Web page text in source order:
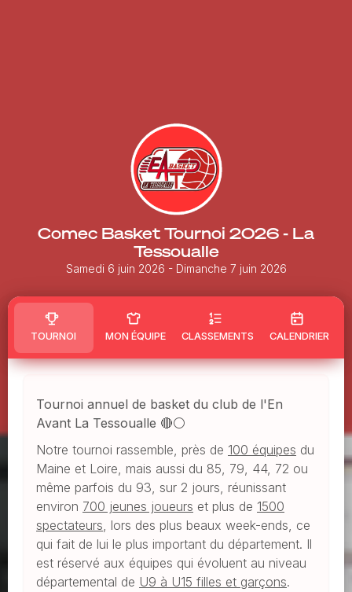
Comec Basket Tournoi 2026 - La
Tessoualle
Samedi 6 juin 2026 - Dimanche 7 juin 2026
TOURNOI MON ÉQUIPE CLASSEMENTS CALENDRIER
Tournoi annuel de basket du club de l'En
Avant La Tessoualle 🔴⚪
Notre tournoi rassemble, près de 100 équipes du
Maine et Loire, mais aussi du 85, 79, 44, 72 ou
même parfois du 93, sur 2 jours, réunissant
environ 700 jeunes joueurs et plus de 1500
spectateurs, lors des plus beaux week-ends, ce
qui fait de lui le plus important du département. Il
est réservé aux équipes qui évoluent au niveau
départemental de U9 à U15 filles et garçons.